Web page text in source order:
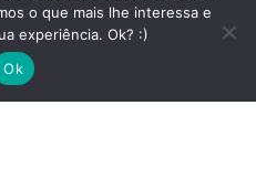
o que mais lhe interessa e
experiência. Ok? :)
Ok